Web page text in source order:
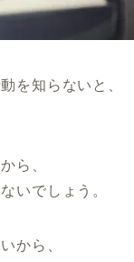
を知らないと、
ら、
いでしょう。
から、